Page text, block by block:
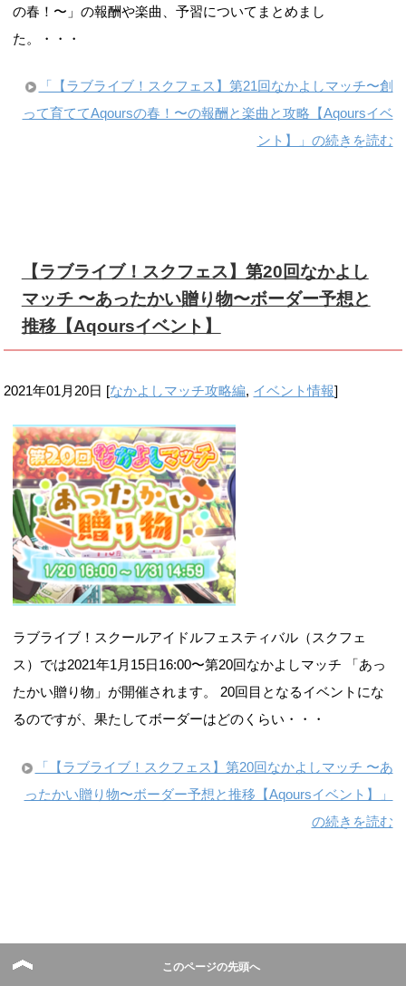
の春！〜」の報酬や楽曲、予習についてまとめまし
た。・・・
「【ラブライブ！スクフェス】第21回なかよしマッチ〜創
って育ててAqoursの春！〜の報酬と楽曲と攻略【Aqoursイベ
ント】」の続きを読む
【ラブライブ！スクフェス】第20回なかよし
マッチ 〜あったかい贈り物〜ボーダー予想と
推移【Aqoursイベント】
2021年01月20日 [なかよしマッチ攻略編, イベント情報]
ラブライブ！スクールアイドルフェスティバル（スクフェ
ス）では2021年1月15日16:00〜第20回なかよしマッチ 「あっ
たかい贈り物」が開催されます。 20回目となるイベントにな
るのですが、果たしてボーダーはどのくらい・・・
「【ラブライブ！スクフェス】第20回なかよしマッチ 〜あ
ったかい贈り物〜ボーダー予想と推移【Aqoursイベント】」
の続きを読む
このページの先頭へ